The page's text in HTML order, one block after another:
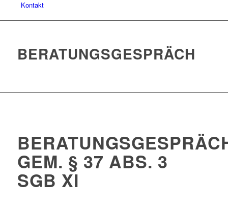
Kontakt
BERATUNGSGESPRÄCH
GEM. § 37 ABS. 3
SGB XI